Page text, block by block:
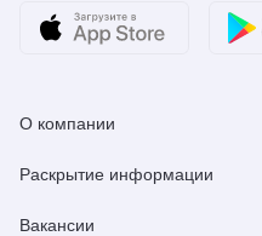
О компании
Раскрытие информации
Вакансии